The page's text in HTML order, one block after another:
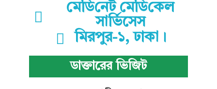
মে‌ডি‌নেট মে‌ডি‌কেল
সা‌র্ভিসেস
মিরপুর-১, ঢাকা।
ডাক্তারের ভিজিট